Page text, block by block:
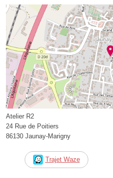
Atelier R2
24 Rue de Poitiers
86130 Jaunay-Marigny
Trajet Waze